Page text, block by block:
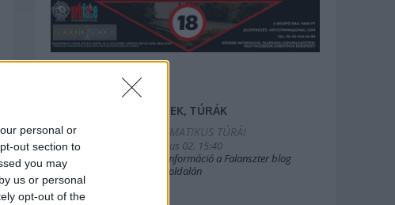
personal or
out section to
you may
us or personal
opt-out of the
FILMEK, TÚRÁK
2025.TEMATIKUS TÚRÁI
2019. július 02. 15:40
Bővebb információ a Falanszter blog
oldal FB-oldalán